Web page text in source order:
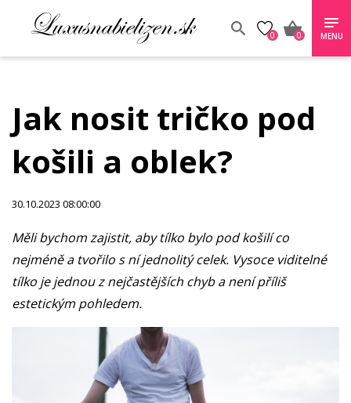
0 0 MENU
Jak nosit tričko pod
košili a oblek?
30.10.2023 08:00:00
Měli bychom zajistit, aby tílko bylo pod košilí co
nejméně a tvořilo s ní jednolitý celek. Vysoce viditelné
tílko je jednou z nejčastějších chyb a není příliš
estetickým pohledem.